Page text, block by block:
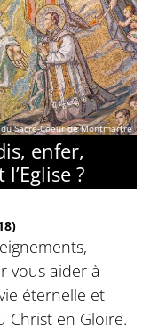
Sacré-Coeur de Montmartre
enfer,
?
vous aider à
éternelle et
Christ en Gloire.